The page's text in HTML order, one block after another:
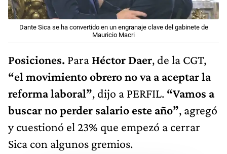
Dante Sica se ha convertido en un engranaje clave del gabinete de
Mauricio Macri
Posiciones. Para Héctor Daer, de la CGT,
“el movimiento obrero no va a aceptar la
reforma laboral”, dijo a PERFIL. “Vamos a
buscar no perder salario este año”, agregó
y cuestionó el 23% que empezó a cerrar
Sica con algunos gremios.